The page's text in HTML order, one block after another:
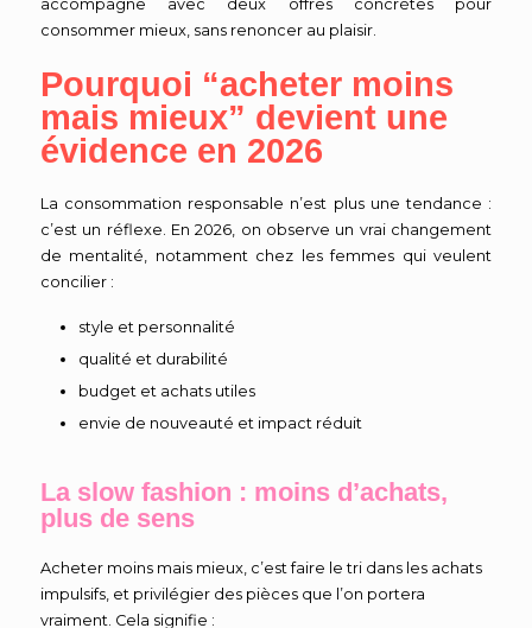
accompagne avec deux offres concrètes pour
consommer mieux, sans renoncer au plaisir.
Pourquoi “acheter moins
mais mieux” devient une
évidence en 2026
La consommation responsable n’est plus une tendance :
c’est un réflexe. En 2026, on observe un vrai changement
de mentalité, notamment chez les femmes qui veulent
concilier :
style et personnalité
qualité et durabilité
budget et achats utiles
envie de nouveauté et impact réduit
La slow fashion : moins d’achats,
plus de sens
Acheter moins mais mieux, c’est faire le tri dans les achats
impulsifs, et privilégier des pièces que l’on portera
vraiment. Cela signifie :